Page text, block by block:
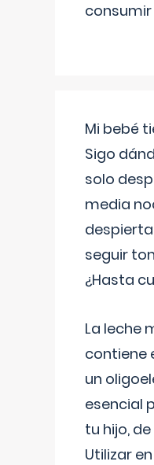
Mi bebé
Sigo
solo
media
seguir
¿Hasta
La leche
contiene
un
esencial
tu hijo,
Utilizar